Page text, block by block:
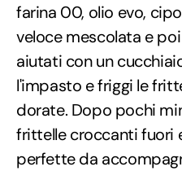
farina 00, olio evo,
veloce mescolata e
aiutati con un
l'impasto e friggi le
dorate. Dopo pochi
frittelle croccanti fuori
perfette da